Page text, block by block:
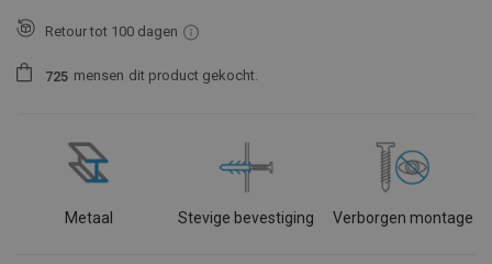
Retour tot 100 dagen
725 mensen dit product gekocht.
Metaal Stevige bevestiging Verborgen montage